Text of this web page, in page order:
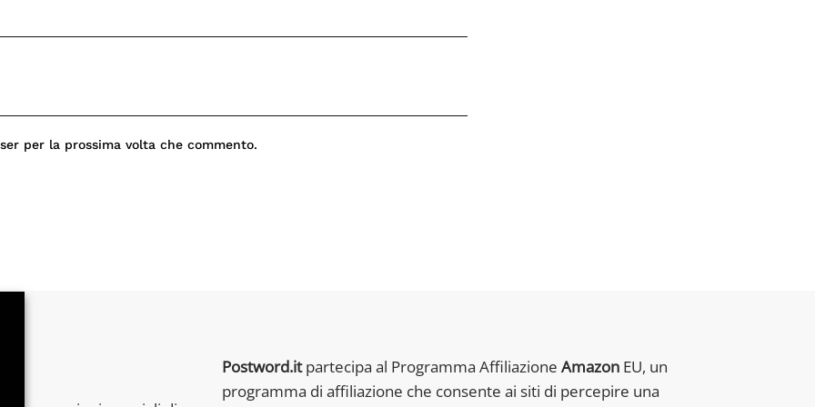
per la prossima volta che commento.
Postword.itpartecipa al Programma Affiliazione Amazon EU, un
programma di affiliazione che consente ai siti di percepire una